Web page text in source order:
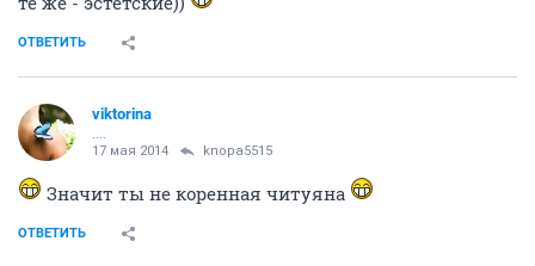
ОТВЕТИТЬ
viktorina
17 мая 2014 knopa5515
Значит ты не коренная читуяна
ОТВЕТИТЬ